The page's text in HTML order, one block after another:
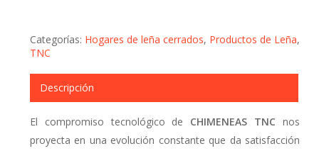
Categorías: Hogares de leña cerrados, Productos de Leña,
TNC
Descripción
El compromiso tecnológico de CHIMENEAS TNC nos
proyecta en una evolución constante que da satisfacción